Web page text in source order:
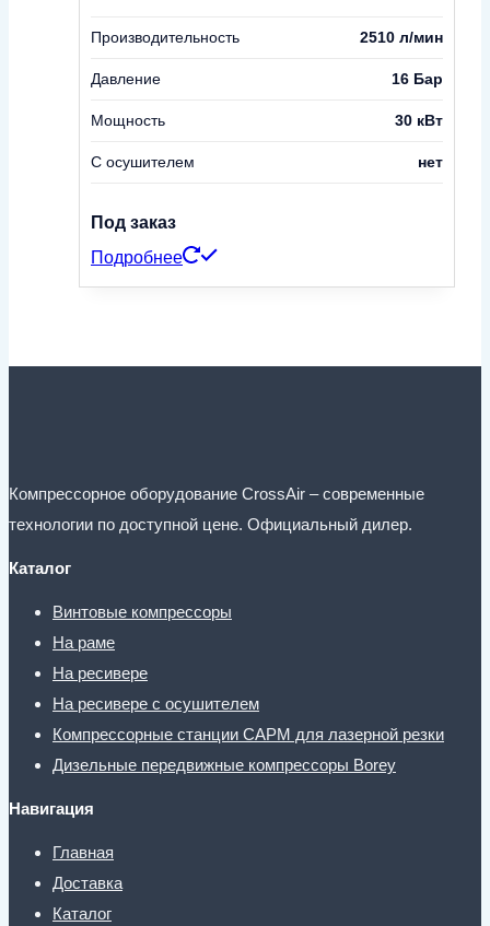
Производительность 2510 л/мин
Давление 16 Бар
Мощность 30 кВт
С осушителем нет
Под заказ
Подробнее
Компрессорное оборудование CrossAir – современные
технологии по доступной цене. Официальный дилер.
Каталог
Винтовые компрессоры
На раме
На ресивере
На ресивере с осушителем
Компрессорные станции CAPM для лазерной резки
Дизельные передвижные компрессоры Borey
Навигация
Главная
Доставка
Каталог